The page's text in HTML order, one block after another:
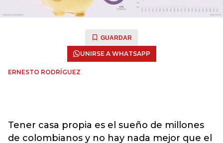
GUARDAR
UNIRSE A WHATSAPP
ERNESTO RODRÍGUEZ
Tener casa propia es el sueño de millones
de colombianos y no hay nada mejor que el